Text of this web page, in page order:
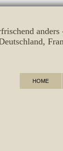
anders
,
HOME